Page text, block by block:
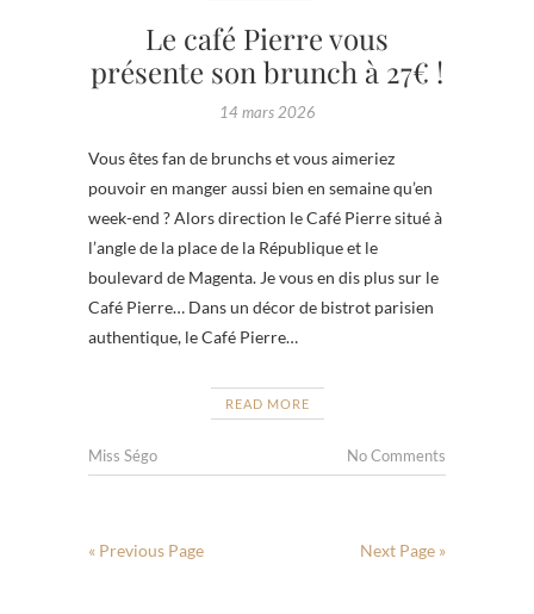
Le café Pierre vous
présente son brunch à 27€ !
14 mars 2026
Vous êtes fan de brunchs et vous aimeriez
pouvoir en manger aussi bien en semaine qu’en
week-end ? Alors direction le Café Pierre situé à
l’angle de la place de la République et le
boulevard de Magenta. Je vous en dis plus sur le
Café Pierre… Dans un décor de bistrot parisien
authentique, le Café Pierre…
READ MORE
Miss Ségo No Comments
« Previous Page Next Page »